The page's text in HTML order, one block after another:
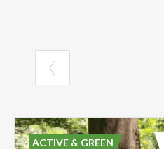
ACTIVE & GREEN